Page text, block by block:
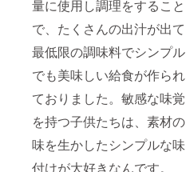
量に使用し調理をすること
で、たくさんの出汁が出て
最低限の調味料でシンプル
でも美味しい給食が作られ
ておりました。敏感な味覚
を持つ子供たちは、素材の
味を生かしたシンプルな味
付けが大好きなんです。